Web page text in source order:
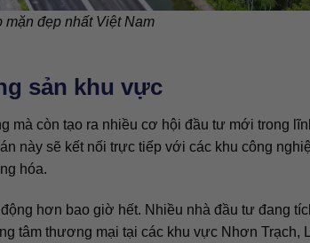
đẹp nhất Việt Nam
sản khu vực
mà còn tạo ra nhiều cơ hội đầu tư mới trong
này sẽ kết nối trực tiếp với các khu công
hóa.
hơn bao giờ hết. Nhiều nhà đầu tư đang
tâm thương mại tại các khu vực Nhơn Trạch,